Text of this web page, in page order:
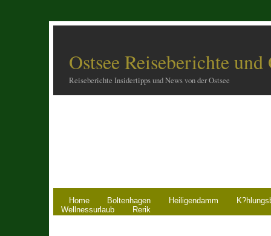
Ostsee Reiseberichte
Reiseberichte Insidertipps und News von der Ostsee
Home Boltenhagen Heiligendamm
Wellnessurlaub
Rerik